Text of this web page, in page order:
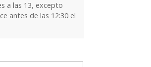
a las 13, excepto
antes de las 12:30 el